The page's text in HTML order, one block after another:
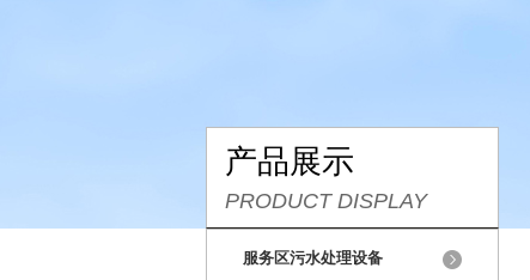
产品展示
PRODUCT DISPLAY
服务区污水处理设备